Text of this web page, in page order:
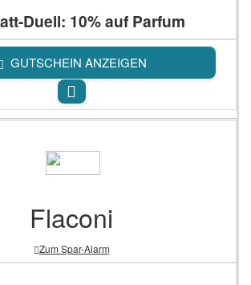
Duell: 10% auf Parfum
GUTSCHEIN ANZEIGEN
Flaconi
Zum Spar-Alarm